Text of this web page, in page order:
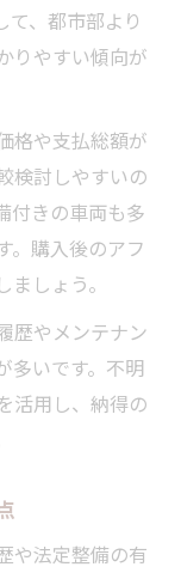
、都市部より
りやすい傾向が
格や支払総額が
検討しやすいの
付きの車両も多
。購入後のアフ
しょう。
歴やメンテナン
多いです。不明
活用し、納得の
や法定整備の有